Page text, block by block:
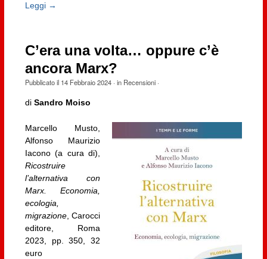
Leggi →
C’era una volta… oppure c’è
ancora Marx?
Pubblicato il 14 Febbraio 2024· in Recensioni·
di Sandro Moiso
Marcello Musto,
Alfonso Maurizio
Iacono (a cura di),
Ricostruire
l’alternativa con
Marx. Economia,
ecologia,
migrazione, Carocci
editore, Roma
2023, pp. 350, 32
euro